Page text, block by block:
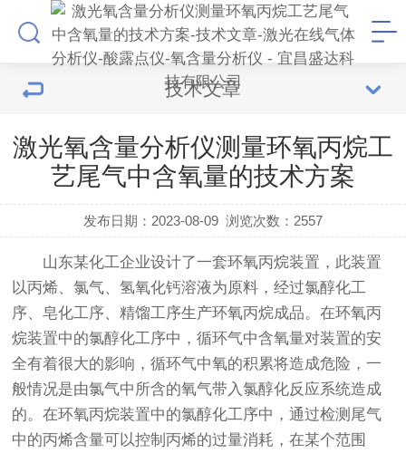
技术文章
激光氧含量分析仪测量环氧丙烷工
艺尾气中含氧量的技术方案
发布日期：2023-08-09 浏览次数： 2557
山东某化工企业设计了一套环氧丙烷装置，此装置
以丙烯、氯气、氢氧化钙溶液为原料，经过氯醇化工
序、皂化工序、精馏工序生产环氧丙烷成品。在环氧丙
烷装置中的氯醇化工序中，循环气中含氧量对装置的安
全有着很大的影响，循环气中氧的积累将造成危险，一
般情况是由氯气中所含的氧气带入氯醇化反应系统造成
的。在环氧丙烷装置中的氯醇化工序中，通过检测尾气
中的丙烯含量可以控制丙烯的过量消耗，在某个范围